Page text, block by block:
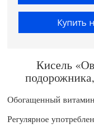
Купить
Кисель
Обогащенный
Регулярное